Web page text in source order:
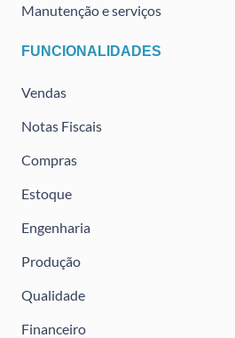
Manutenção e serviços
FUNCIONALIDADES
Vendas
Notas Fiscais
Compras
Estoque
Engenharia
Produção
Qualidade
Financeiro